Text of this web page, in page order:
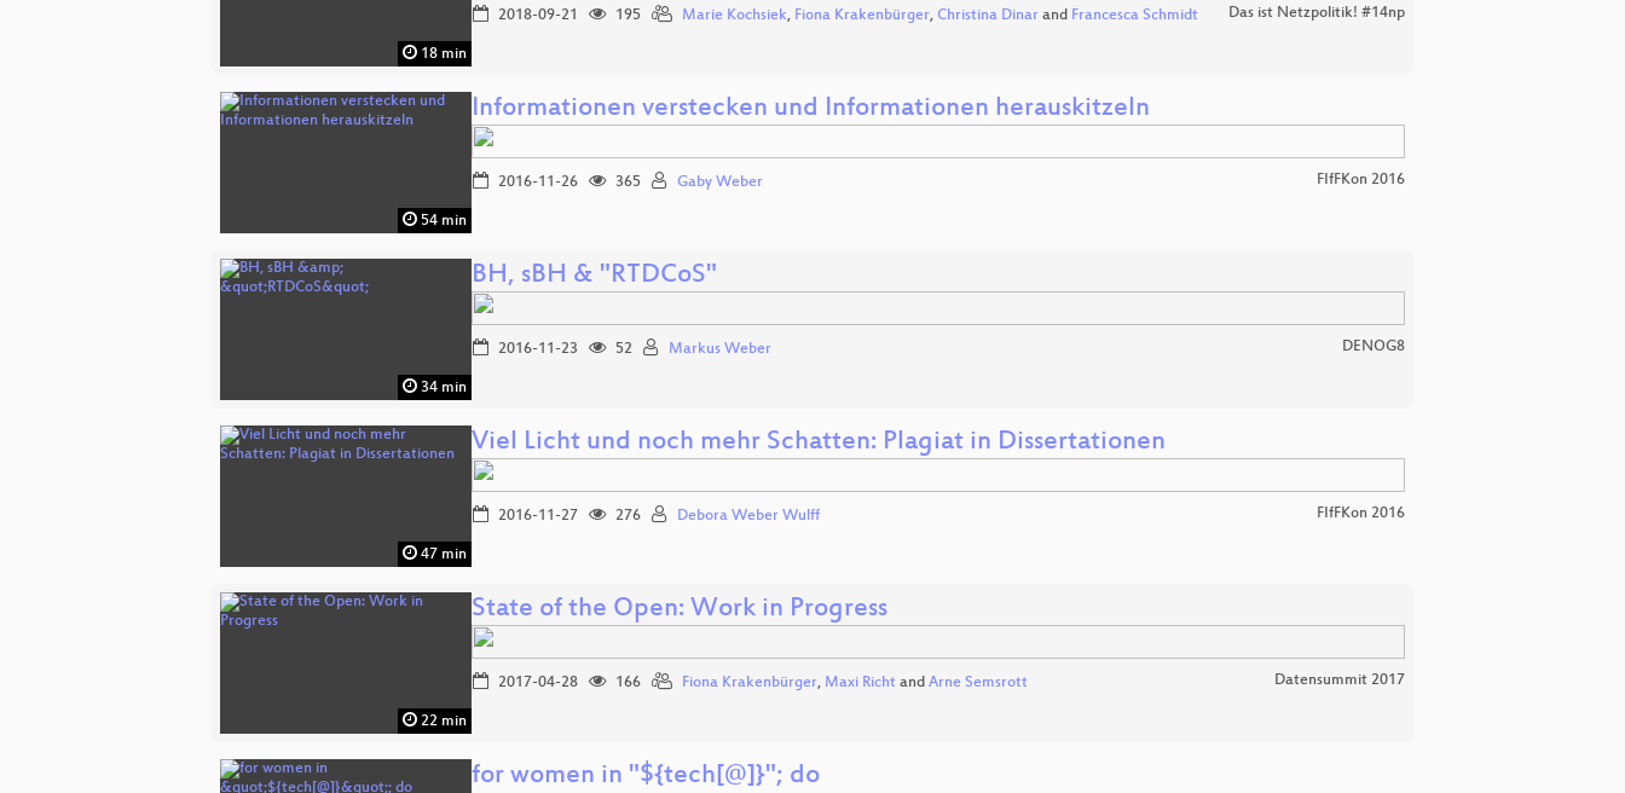
18 min
2018-09-21 195 Marie Kochsiek, Fiona Krakenbürger, Christina Dinar and Francesca Schmidt Das ist Netzpolitik! #14np
54 min
Informationen verstecken und Informationen herauskitzeln
2016-11-26 365 Gaby Weber FIfFKon 2016
34 min
BH, sBH & "RTDCoS"
2016-11-23 52 Markus Weber DENOG8
47 min
Viel Licht und noch mehr Schatten: Plagiat in Dissertationen
2016-11-27 276 Debora Weber Wulff FIfFKon 2016
22 min
State of the Open: Work in Progress
2017-04-28 166 Fiona Krakenbürger, Maxi Richt and Arne Semsrott Datensummit 2017
for women in "${tech[@]}"; do